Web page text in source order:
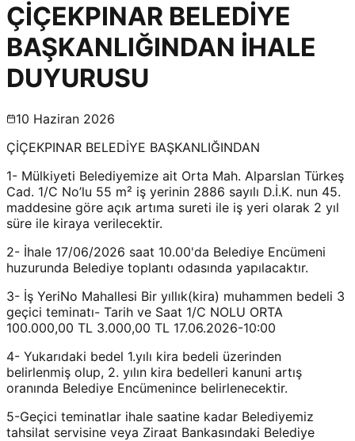
ÇİÇEKPINAR BELEDİYE
BAŞKANLIĞINDAN İHALE
DUYURUSU
10 Haziran 2026
ÇİÇEKPINAR BELEDİYE BAŞKANLIĞINDAN
1- Mülkiyeti Belediyemize ait Orta Mah. Alparslan Türkeş
Cad. 1/C No’lu 55 m² iş yerinin 2886 sayılı D.İ.K. nun 45.
maddesine göre açık artıma sureti ile iş yeri olarak 2 yıl
süre ile kiraya verilecektir.
2- İhale 17/06/2026 saat 10.00'da Belediye Encümeni
huzurunda Belediye toplantı odasında yapılacaktır.
3- İş YeriNo Mahallesi Bir yıllık(kira) muhammen bedeli 3
geçici teminatı- Tarih ve Saat 1/C NOLU ORTA
100.000,00 TL 3.000,00 TL 17.06.2026-10:00
4- Yukarıdaki bedel 1.yılı kira bedeli üzerinden
belirlenmiş olup, 2. yılın kira bedelleri kanuni artış
oranında Belediye Encümenince belirlenecektir.
5-Geçici teminatlar ihale saatine kadar Belediyemiz
tahsilat servisine veya Ziraat Bankasındaki Belediye